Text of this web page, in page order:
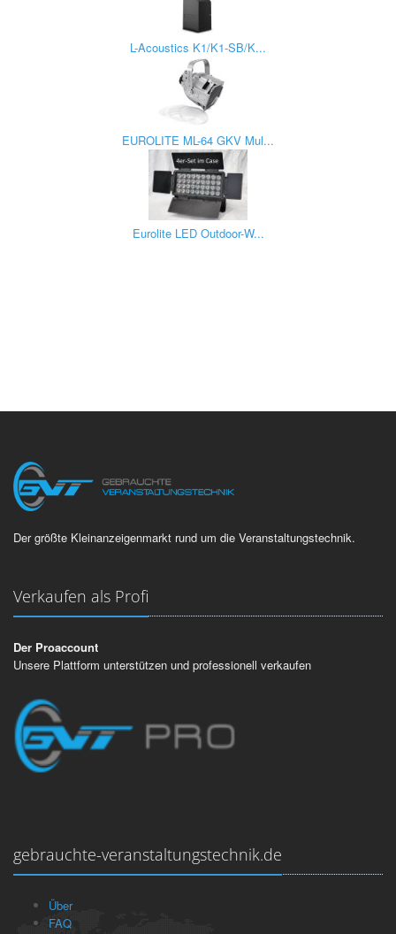
L-Acoustics K1/K1-SB/K...
EUROLITE ML-64 GKV Mul...
Eurolite LED Outdoor-W...
Der größte Kleinanzeigenmarkt rund um die Veranstaltungstechnik.
Verkaufen als Profi
Der Proaccount
Unsere Plattform unterstützen und professionell verkaufen
gebrauchte-veranstaltungstechnik.de
Über
FAQ